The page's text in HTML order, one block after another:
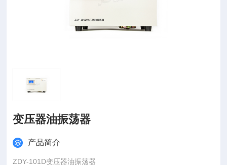
变压器油振荡器
产品简介
ZDY-101D变压器油振荡器